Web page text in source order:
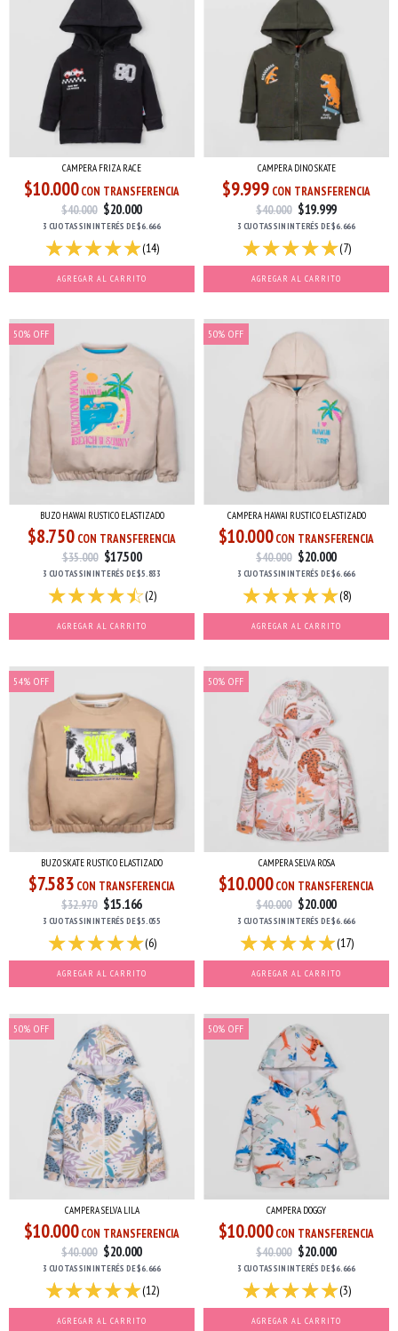
CAMPERA FRIZA RACE
$10.000 CON TRANSFERENCIA
$40.000 $20.000
3 CUOTASSIN INTERÉS DE$6.666
(14)
AGREGAR AL CARRITO
CAMPERA DINO SKATE
$9.999 CON TRANSFERENCIA
$40.000 $19.999
3 CUOTASSIN INTERÉS DE$6.666
(7)
AGREGAR AL CARRITO
50% OFF
BUZO HAWAI RUSTICO ELASTIZADO
$8.750 CON TRANSFERENCIA
$35.000 $17.500
3 CUOTASSIN INTERÉS DE$5.833
(2)
AGREGAR AL CARRITO
50% OFF
CAMPERA HAWAI RUSTICO ELASTIZADO
$10.000 CON TRANSFERENCIA
$40.000 $20.000
3 CUOTASSIN INTERÉS DE$6.666
(8)
AGREGAR AL CARRITO
54% OFF
BUZO SKATE RUSTICO ELASTIZADO
$7.583 CON TRANSFERENCIA
$32.970 $15.166
3 CUOTASSIN INTERÉS DE$5.055
(6)
AGREGAR AL CARRITO
50% OFF
CAMPERA SELVA ROSA
$10.000 CON TRANSFERENCIA
$40.000 $20.000
3 CUOTASSIN INTERÉS DE$6.666
(17)
AGREGAR AL CARRITO
50% OFF
CAMPERA SELVA LILA
$10.000 CON TRANSFERENCIA
$40.000 $20.000
3 CUOTASSIN INTERÉS DE$6.666
(12)
AGREGAR AL CARRITO
50% OFF
CAMPERA DOGGY
$10.000 CON TRANSFERENCIA
$40.000 $20.000
3 CUOTASSIN INTERÉS DE$6.666
(3)
AGREGAR AL CARRITO